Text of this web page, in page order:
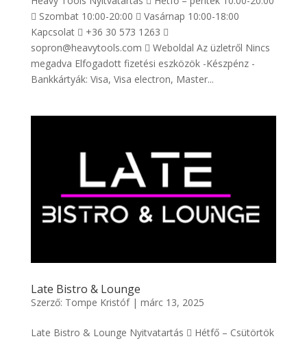
 Szombat 10:00-20:00  Vasárnap 10:00-18:00
Kapcsolat  +36 30 573 1263 
sopron@heavytools.com  Weboldal Az üzletről Nincs
megadva Elfogadott fizetési eszközök -Készpénz -
Bankkártyák: Visa, Visa electron, Master...
Late Bistro & Lounge
Szerző: Tompe Kristóf| márc 13, 2025
Late Bistro & Lounge Nyitvatartás  Hétfő – Csütörtök